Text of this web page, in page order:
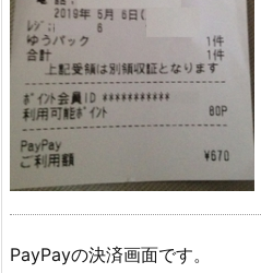
PayPayの決済画面です。